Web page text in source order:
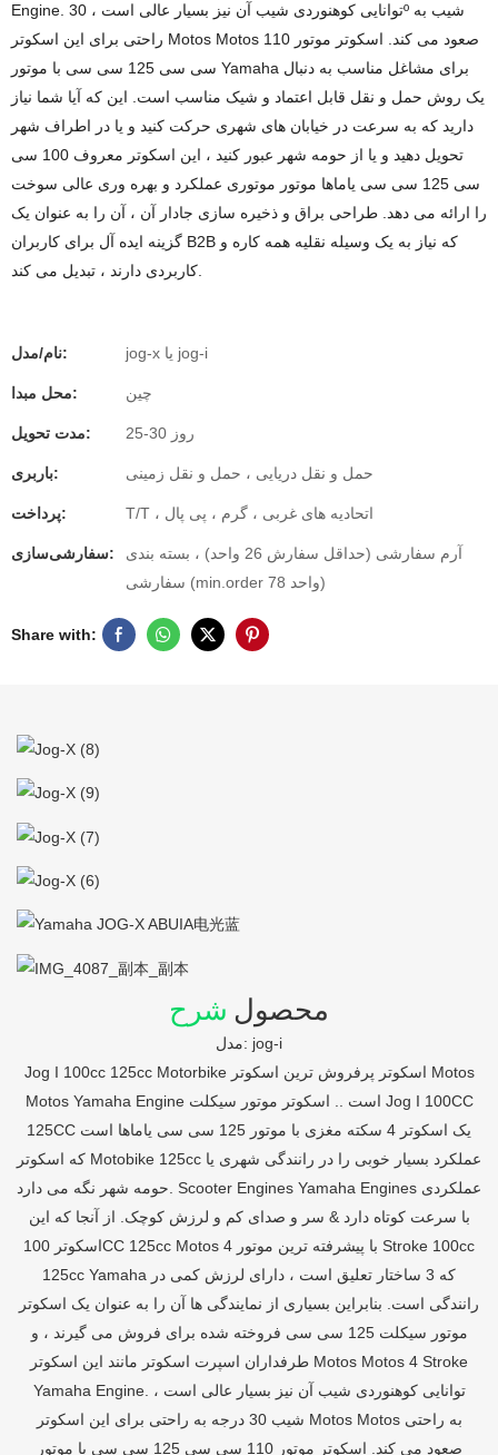
Engine. توانایی کوهنوردی شیب آن نیز بسیار عالی است ، 30º شیب به
راحتی برای این اسکوتر Motos Motos صعود می کند. اسکوتر موتور 110
سی سی 125 سی سی با موتور Yamaha برای مشاغل مناسب به دنبال
یک روش حمل و نقل قابل اعتماد و شیک مناسب است. این که آیا شما نیاز
دارید که به سرعت در خیابان های شهری حرکت کنید و یا در اطراف شهر
تحویل دهید و یا از حومه شهر عبور کنید ، این اسکوتر معروف 100 سی
سی 125 سی سی یاماها موتور موتوری عملکرد و بهره وری عالی سوخت
را ارائه می دهد. طراحی براق و ذخیره سازی جادار آن ، آن را به عنوان یک
گزینه ایده آل برای کاربران B2B که نیاز به یک وسیله نقلیه همه کاره و
نام/مدل: jog-x یا jog-i
محل مبدا: چین
مدت تحویل: 25-30 روز
باربری: حمل و نقل دریایی ، حمل و نقل زمینی
پرداخت: T/T ، اتحادیه های غربی ، گرم ، پی پال
سفارشی‌سازی:
آرم سفارشی (حداقل سفارش 26 واحد) ، بسته بندی
سفارشی (min.order 78 واحد)
Share with:
محصول شرح
مدل: jog-i
Jog I 100cc 125cc Motorbike اسکوتر پرفروش ترین اسکوتر Motos
Motos Yamaha Engine است .. اسکوتر موتور سیکلت Jog I 100CC
125CC یک اسکوتر 4 سکته مغزی با موتور 125 سی سی یاماها است
که اسکوتر Motobike 125cc عملکرد بسیار خوبی را در رانندگی شهری یا
حومه شهر نگه می دارد. Scooter Engines Yamaha Engines عملکردی
با سرعت کوتاه دارد & سر و صدای کم و لرزش کوچک. از آنجا که این
اسکوتر 100CC 125cc Motos با پیشرفته ترین موتور 4 Stroke 100cc
125cc Yamaha که 3 ساختار تعلیق است ، دارای لرزش کمی در
رانندگی است. بنابراین بسیاری از نمایندگی ها آن را به عنوان یک اسکوتر
موتور سیکلت 125 سی سی فروخته شده برای فروش می گیرند ، و
طرفداران اسپرت اسکوتر مانند این اسکوتر Motos Motos 4 Stroke
Yamaha Engine. توانایی کوهنوردی شیب آن نیز بسیار عالی است ،
شیب 30 درجه به راحتی برای این اسکوتر Motos Motos به راحتی
صعود می کند. اسکوتر موتور 110 سی سی 125 سی سی با موتور